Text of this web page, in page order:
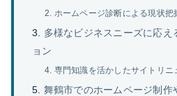
ホームページ診断による現状把
多様なビジネスニーズに応え
ョン
専門知識を活かしたサイトリニ
舞鶴市でのホームページ制作